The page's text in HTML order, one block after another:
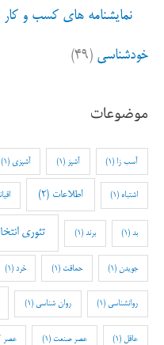
نمایشنامه های کسب و کار
خودشناسی (۴۹)
موضوعات
آسب زا (1) آشپز (1) آشپزی (1)
اشتباه (1) اطلاعات (2)
بد(1) برند (1) تئوری
جویدن (1) حماقت (1) خرد (1)
روانشناسی (1) روان شناسی (1)
عاقل (1) عصر صنعت (1) عصر